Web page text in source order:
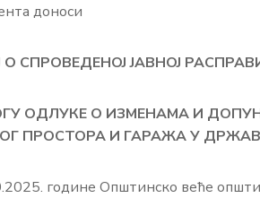
доноси
СПРОВЕДЕНОЈ ЈАВНОЈ
ОДЛУКЕ О ИЗМЕНАМА И
ПРОСТОРА И ГАРАЖА У
године Општинско веће